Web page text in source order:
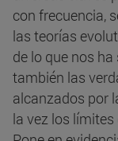
con frecuencia,
las teorías
de lo que nos
también las
alcanzados por
la vez los